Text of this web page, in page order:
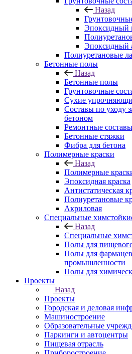
Назад
Эпоксидный
Эпоксидный
Полиуретановые
Бетонные полы
Назад
Бетонные полы
Грунтовочные
Сухие
Составы по уходу
бетоном
Ремонтные
Бетонные стяжки
Фибра для бетона
Полимерные краски
Назад
Полимерные
Эпоксидная краска
Антистатическая
Полиуретановые
Акриловая
Специальные
Назад
Специальные
Полы для
Полы для
промышленности
Полы для
Проекты
Назад
Проекты
Городская и деловая
Машиностроение
Образовательные
Паркинги и автоцентры
Пищевая отрасль